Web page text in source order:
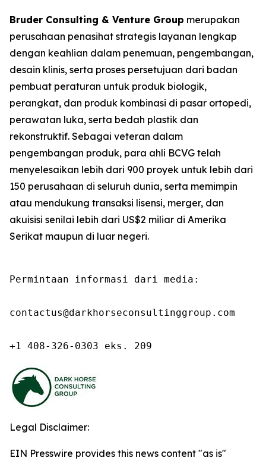
Bruder Consulting & Venture Group merupakan
perusahaan penasihat strategis layanan lengkap
dengan keahlian dalam penemuan, pengembangan,
desain klinis, serta proses persetujuan dari badan
pembuat peraturan untuk produk biologik,
perangkat, dan produk kombinasi di pasar ortopedi,
perawatan luka, serta bedah plastik dan
rekonstruktif. Sebagai veteran dalam
pengembangan produk, para ahli BCVG telah
menyelesaikan lebih dari 900 proyek untuk lebih dari
150 perusahaan di seluruh dunia, serta memimpin
atau mendukung transaksi lisensi, merger, dan
akuisisi senilai lebih dari US$2 miliar di Amerika
Serikat maupun di luar negeri.
Permintaan informasi dari media:
contactus@darkhorseconsultinggroup.com
+1 408-326-0303 eks. 209
Legal Disclaimer:
EIN Presswire provides this news content "as is"